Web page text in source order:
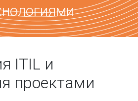
ITIL и
проектами